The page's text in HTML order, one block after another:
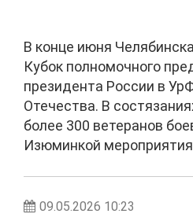
В конце июня
Кубок полномочного
президента России в
Отечества. В
более 300 ветеранов
Изюминкой мероприятия
09.05.2026 10:23